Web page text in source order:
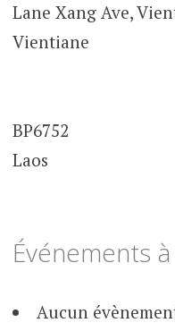
Lane Xang Ave,
Vientiane
BP6752
Laos
Événements
Aucun